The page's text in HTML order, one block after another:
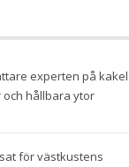
experten på kakel
och hållbara ytor
för västkustens